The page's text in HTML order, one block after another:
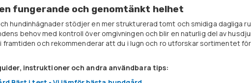
en fungerande och genomtänkt helhet
hundinhägnader stödjer en mer strukturerad tomt och smidiga dagliga
behov med kontroll över omgivningen och blir en naturlig del av
framtiden och rekommenderar att du i lugn och ro utforskar sortimentet
instruktioner och andra användbara tips: